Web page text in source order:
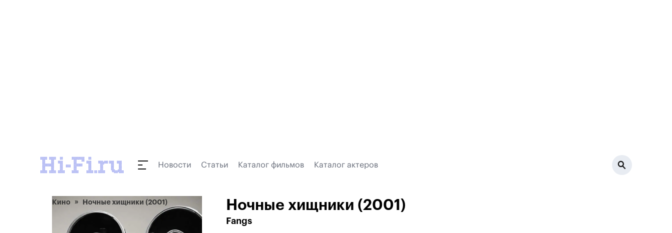
Новости Статьи Каталог фильмов Каталог актеров
Кино Ночные хищники (2001) Ночные хищники (2001)
Fangs